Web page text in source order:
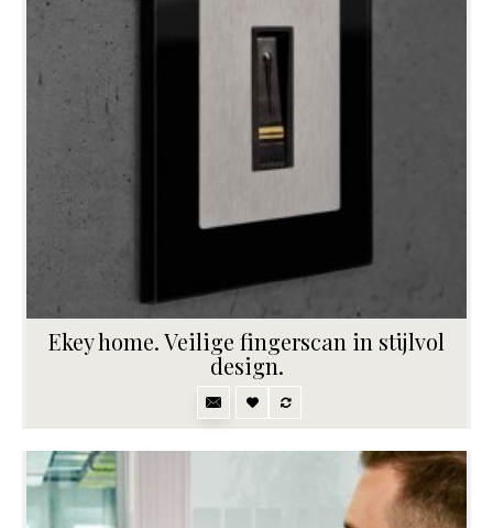
Ekey home. Veilige fingerscan in stijlvol
design.